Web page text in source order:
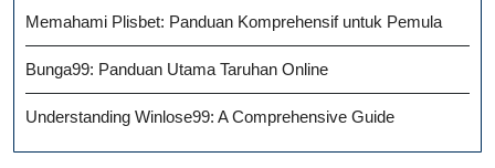
Memahami Plisbet: Panduan Komprehensif untuk Pemula
Bunga99: Panduan Utama Taruhan Online
Understanding Winlose99: A Comprehensive Guide